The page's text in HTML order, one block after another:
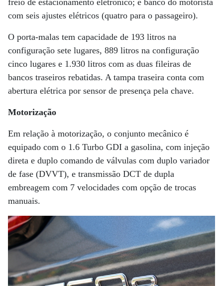
com seis ajustes elétricos (quatro para o passageiro).
O porta-malas tem capacidade de 193 litros na
configuração sete lugares, 889 litros na configuração
cinco lugares e 1.930 litros com as duas fileiras de
bancos traseiros rebatidas. A tampa traseira conta com
abertura elétrica por sensor de presença pela chave.
Motorização
Em relação à motorização, o conjunto mecânico é
equipado com o 1.6 Turbo GDI a gasolina, com injeção
direta e duplo comando de válvulas com duplo variador
de fase (DVVT), e transmissão DCT de dupla
embreagem com 7 velocidades com opção de trocas
manuais.